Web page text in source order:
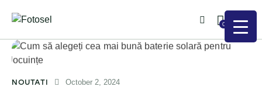
0
NOUTATI October 2, 2024